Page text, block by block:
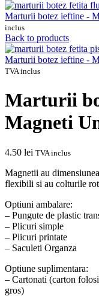
Marturii botez ieftine -
inclus
Back to products
Marturii botez ieftine -
TVA inclus
Marturii
Magneti
4.50 lei TVA inclus
Magnetii au
flexibili si au colturile
Optiuni ambalare:
– Pungute de plastic
– Plicuri simple
– Plicuri printate
– Saculeti Organza
Optiune suplimentara:
– Cartonati (carton
gros)